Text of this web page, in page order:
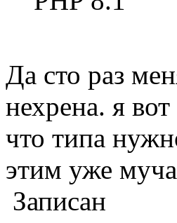
Да сто раз
нехрена. я
что типа
этим уже
Записан